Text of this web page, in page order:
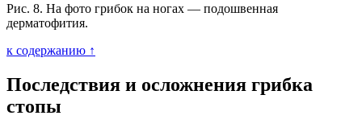
Рис. 8. На фото грибок на ногах — подошвенная
дерматофития.
к содержанию ↑
Последствия и осложнения грибка
стопы